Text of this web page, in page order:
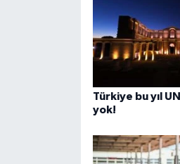
Türkiye bu yıl
yok!